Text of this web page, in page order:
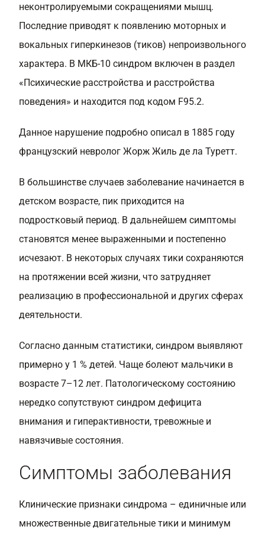
неконтролируемыми сокращениями мышц.
Последние приводят к появлению моторных и
вокальных гиперкинезов (тиков) непроизвольного
характера. В МКБ-10 синдром включен в раздел
«Психические расстройства и расстройства
поведения» и находится под кодом F95.2.
Данное нарушение подробно описал в 1885 году
французский невролог Жорж Жиль де ла Туретт.
В большинстве случаев заболевание начинается в
детском возрасте, пик приходится на
подростковый период. В дальнейшем симптомы
становятся менее выраженными и постепенно
исчезают. В некоторых случаях тики сохраняются
на протяжении всей жизни, что затрудняет
реализацию в профессиональной и других сферах
деятельности.
Согласно данным статистики, синдром выявляют
примерно у 1 % детей. Чаще болеют мальчики в
возрасте 7–12 лет. Патологическому состоянию
нередко сопутствуют синдром дефицита
внимания и гиперактивности, тревожные и
навязчивые состояния.
Симптомы заболевания
Клинические признаки синдрома – единичные или
множественные двигательные тики и минимум